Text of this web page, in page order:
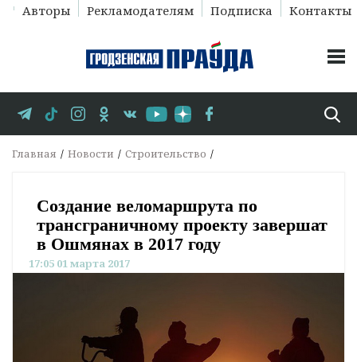
Авторы Рекламодателям Подписка Контакты
Главная Новости Строительство
Создание веломаршрута по
трансграничному проекту завершат
в Ошмянах в 2017 году
17:05 01 марта 2017